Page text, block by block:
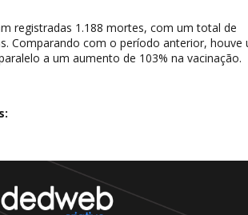
registradas 1.188 mortes, com um total de
Comparando com o período anterior, houve
a um aumento de 103% na vacinação.